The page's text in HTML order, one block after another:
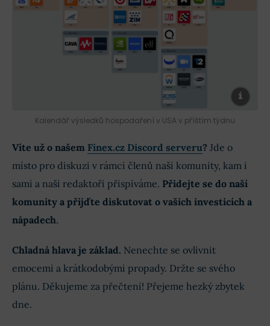
Kalendář výsledků hospodaření v USA v příštím týdnu
Víte už o našem Finex.cz Discord serveru? Jde o
místo pro diskuzi v rámci členů naší komunity, kam i
sami a naši redaktoři přispíváme. Přidejte se do naší
komunity a přijďte diskutovat o vašich investicích a
nápadech.
Chladná hlava je základ. Nenechte se ovlivnit
emocemi a krátkodobými propady. Držte se svého
plánu. Děkujeme za přečtení! Přejeme hezký zbytek
dne.